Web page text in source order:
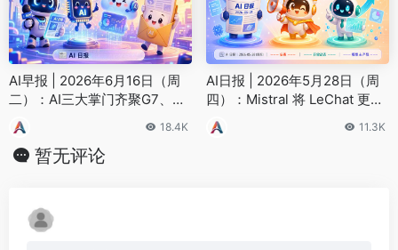
AI早报 | 2026年6月16日（周
二）：AI三大掌门齐聚G7、Ch
atGPT月活突破10亿
18.4K
AI日报 | 2026年5月28日（周
四）：Mistral 将 LeChat 更名
Vibe、Cognition 260 亿估值
融资
11.3K
暂无评论